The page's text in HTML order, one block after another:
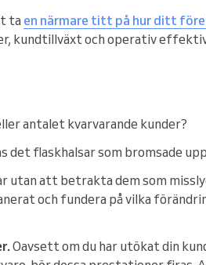
ta en närmare titt på hur ditt
kundtillväxt och operativ
antalet kvarvarande kunder?
det flaskhalsar som bromsade
utan att betrakta dem som
och fundera på vilka
Oavsett om du har utökat din